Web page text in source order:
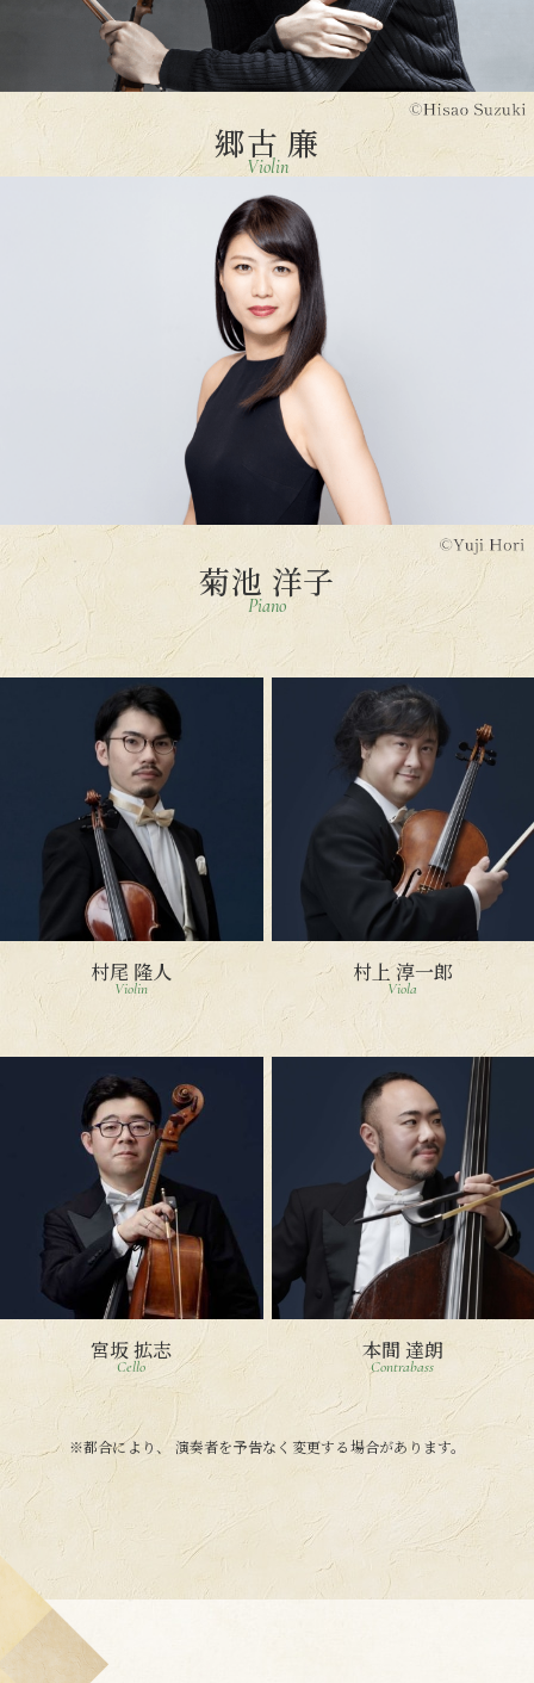
郷古 廉
Violin
菊池 洋子
Piano
村尾 隆人
Violin
村上 淳一郎
Viola
宮坂 拡志
Cello
本間 達朗
Contrabass
※都合により、 演奏者を予告なく変更する場合があります。